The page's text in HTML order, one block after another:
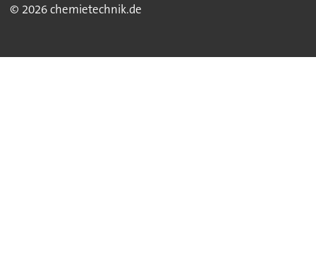
© 2026 chemietechnik.de